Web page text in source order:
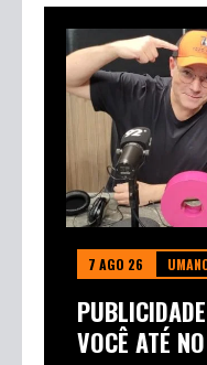
7 AGO 26
VOCÊ ATÉ